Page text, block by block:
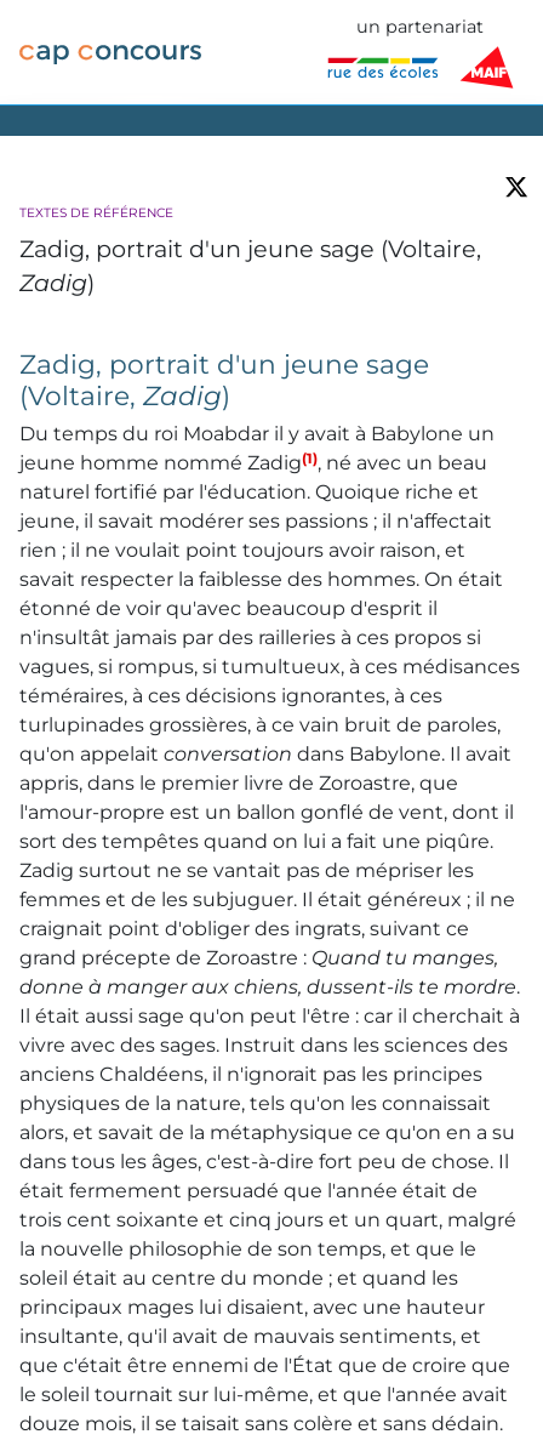
un partenariat
TEXTES DE RÉFÉRENCE
Zadig, portrait d'un jeune sage (Voltaire,
Zadig)
Zadig, portrait d'un jeune sage
(Voltaire, Zadig)
Du temps du roi Moabdar il y avait à Babylone un
jeune homme nommé Zadig(1), né avec un beau
naturel fortifié par l'éducation. Quoique riche et
jeune, il savait modérer ses passions ; il n'affectait
rien ; il ne voulait point toujours avoir raison, et
savait respecter la faiblesse des hommes. On était
étonné de voir qu'avec beaucoup d'esprit il
n'insultât jamais par des railleries à ces propos si
vagues, si rompus, si tumultueux, à ces médisances
téméraires, à ces décisions ignorantes, à ces
turlupinades grossières, à ce vain bruit de paroles,
qu'on appelait conversation dans Babylone. Il avait
appris, dans le premier livre de Zoroastre, que
l'amour-propre est un ballon gonflé de vent, dont il
sort des tempêtes quand on lui a fait une piqûre.
Zadig surtout ne se vantait pas de mépriser les
femmes et de les subjuguer. Il était généreux ; il ne
craignait point d'obliger des ingrats, suivant ce
grand précepte de Zoroastre : Quand tu manges,
donne à manger aux chiens, dussent-ils te mordre.
Il était aussi sage qu'on peut l'être : car il cherchait à
vivre avec des sages. Instruit dans les sciences des
anciens Chaldéens, il n'ignorait pas les principes
physiques de la nature, tels qu'on les connaissait
alors, et savait de la métaphysique ce qu'on en a su
dans tous les âges, c'est-à-dire fort peu de chose. Il
était fermement persuadé que l'année était de
trois cent soixante et cinq jours et un quart, malgré
la nouvelle philosophie de son temps, et que le
soleil était au centre du monde ; et quand les
principaux mages lui disaient, avec une hauteur
insultante, qu'il avait de mauvais sentiments, et
que c'était être ennemi de l'État que de croire que
le soleil tournait sur lui-même, et que l'année avait
douze mois, il se taisait sans colère et sans dédain.